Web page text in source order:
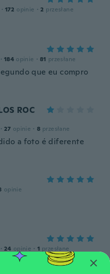
· 172 opinie · 2 przesłane
· 184 opinie · 81 przesłane
que eu compro
ROC
· 27 opinie · 8 przesłane
a foto é diferente
opinie
· 24 opinie · 1 przesłane